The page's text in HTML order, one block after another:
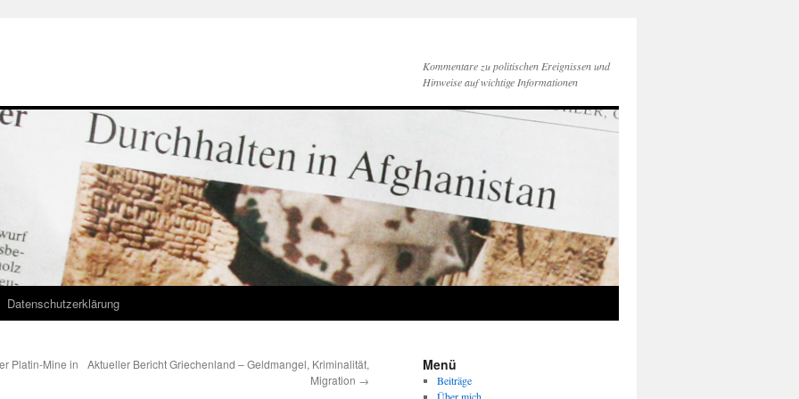
Kommentare zu politischen Ereignissen und
Hinweise auf wichtige Informationen
Datenschutzerklärung
Platin-Mine in
Aktueller Bericht Griechenland – Geldmangel, Kriminalität,
Migration →
Menü
Beiträge